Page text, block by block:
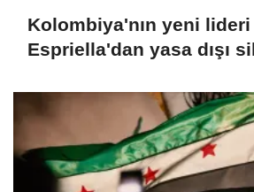
Kolombiya'nın yeni lideri
Espriella'dan yasa dışı